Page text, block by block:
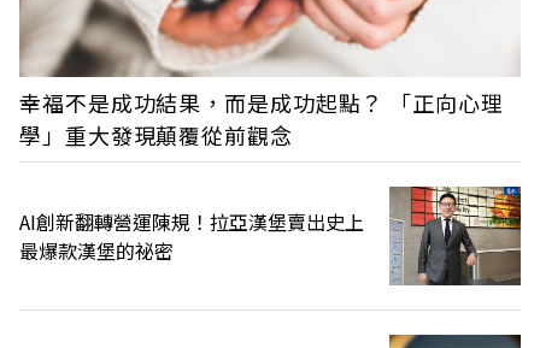
幸福不是成功結果，而是成功起點？ 「正向心理
學」重大發現顛覆從前觀念
AI創新翻轉營運陳規！拉亞漢堡賣出史上
最爆款漢堡的祕密